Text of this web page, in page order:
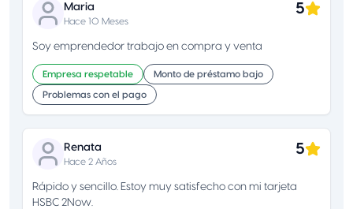
Maria
Hace 10 Meses
5
Soy emprendedor trabajo en compra y venta
Empresa respetable Monto de préstamo bajo
Problemas con el pago
Renata
Hace 2 Años
5
Rápido y sencillo. Estoy muy satisfecho con mi tarjeta
HSBC 2Now.